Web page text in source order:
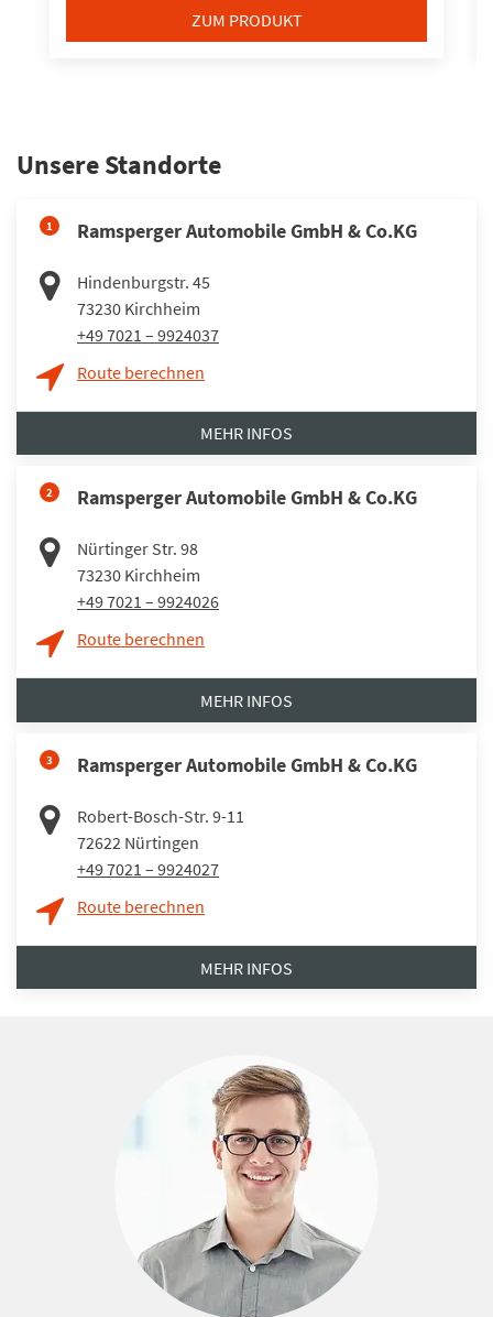
ZUM PRODUKT
Unsere Standorte
1 Ramsperger Automobile GmbH & Co.KG
Hindenburgstr. 45
73230 Kirchheim
+49 7021 – 9924037
Route berechnen
MEHR INFOS
2 Ramsperger Automobile GmbH & Co.KG
Nürtinger Str. 98
73230 Kirchheim
+49 7021 – 9924026
Route berechnen
MEHR INFOS
3 Ramsperger Automobile GmbH & Co.KG
Robert-Bosch-Str. 9-11
72622 Nürtingen
+49 7021 – 9924027
Route berechnen
MEHR INFOS